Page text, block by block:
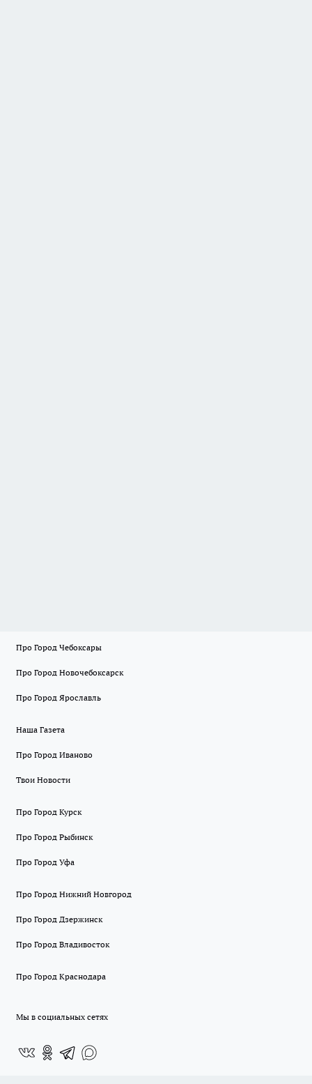
Про Город Чебоксары
Про Город Новочебоксарск
Про Город Ярославль
Наша Газета
Про Город Иваново
Твои Новости
Про Город Курск
Про Город Рыбинск
Про Город Уфа
Про Город Нижний Новгород
Про Город Дзержинск
Про Город Владивосток
Про Город Краснодара
Мы в социальных сетях